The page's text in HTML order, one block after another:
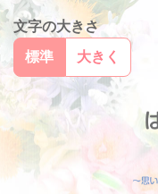
文字の大きさ
標準
大きく